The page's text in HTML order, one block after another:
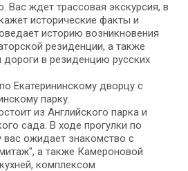
Вас ждет трассовая экскурсия, в
исторические факты и
историю возникновения
резиденции, а также
дороги в резиденцию русских
Екатерининскому дворцу с
парку.
из Английского парка и
сада. В ходе прогулки по
вас ожидает знакомство с
а также Камероновой
комплексом